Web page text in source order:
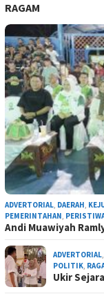
RAGAM
ADVERTORIAL, DAERAH,
PEMERINTAHAN,
Andi Muawiyah
ADVERTORIAL,
POLITIK,
Ukir